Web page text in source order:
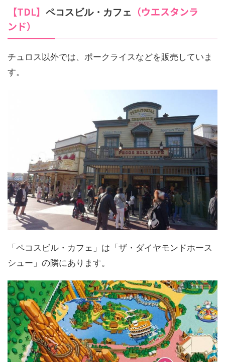
【TDL】 ペコスビル・カフェ
（ウエスタンラ
ンド）
チュロス以外では、ポークライスなどを販売していま
す。
「ペコスビル・カフェ」は「ザ・ダイヤモンドホース
シュー」の隣にあります。